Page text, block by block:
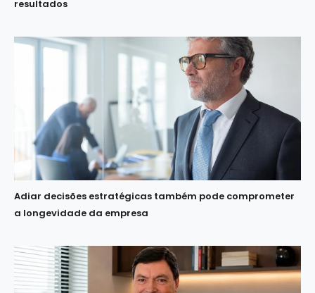
resultados
Adiar decisões estratégicas também pode comprometer
a longevidade da empresa